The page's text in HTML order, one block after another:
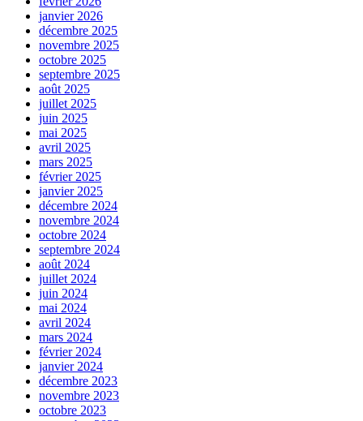
janvier 2026
décembre 2025
novembre 2025
octobre 2025
septembre 2025
août 2025
juillet 2025
juin 2025
mai 2025
avril 2025
mars 2025
février 2025
janvier 2025
décembre 2024
novembre 2024
octobre 2024
septembre 2024
août 2024
juillet 2024
juin 2024
mai 2024
avril 2024
mars 2024
février 2024
janvier 2024
décembre 2023
novembre 2023
octobre 2023